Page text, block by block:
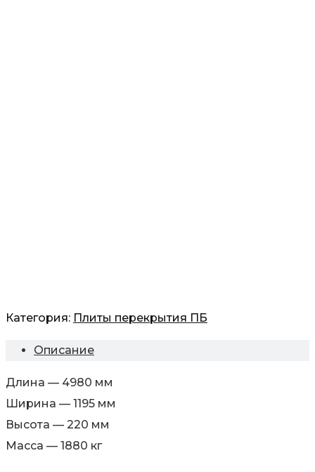
Категория: Плиты перекрытия ПБ
Описание
Длина — 4980 мм
Ширина — 1195 мм
Высота — 220 мм
Масса — 1880 кг